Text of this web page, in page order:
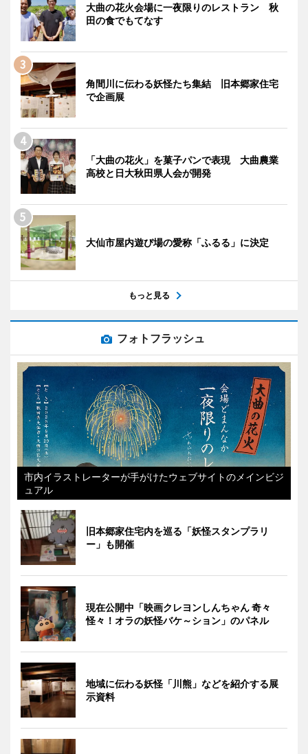
大曲の花火会場に一夜限りのレストラン 秋
田の食でもてなす
角間川に伝わる妖怪たち集結 旧本郷家住宅
で企画展
「大曲の花火」を菓子パンで表現 大曲農業
高校と日大秋田県人会が開発
大仙市屋内遊び場の愛称「ふるる」に決定
もっと見る
フォトフラッシュ
市内イラストレーターが手がけたウェブサイトのメインビジ
ュアル
旧本郷家住宅内を巡る「妖怪スタンプラリ
ー」も開催
現在公開中「映画クレヨンしんちゃん 奇々
怪々！オラの妖怪バケ～ション」のパネル
地域に伝わる妖怪「川熊」などを紹介する展
示資料